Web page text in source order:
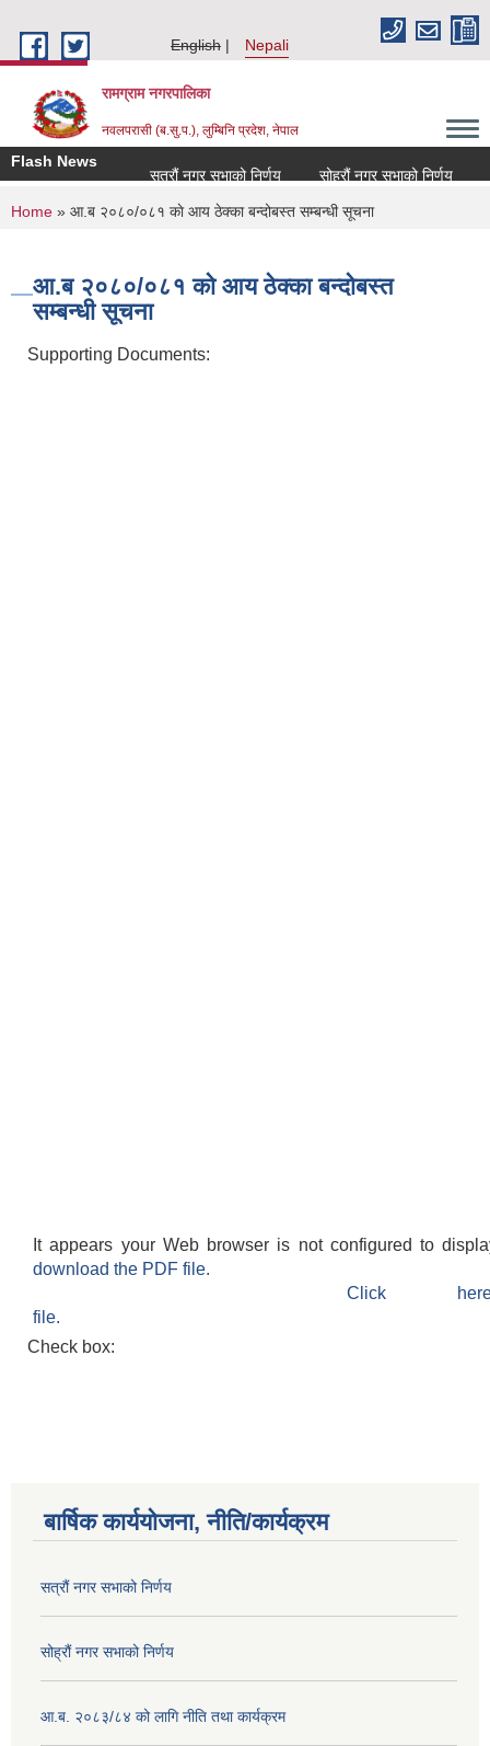
English
Nepali
रामग्राम नगरपालिका
नवलपरासी (ब.सु.प.), लुम्बिनि प्रदेश, नेपाल
Flash News
सत्रौं नगर सभाको निर्णय
सोह्रौं नगर सभाको निर्णय
You are here
Home » आ.ब २०८०/०८१ काे आय ठेक्का बन्दोबस्त सम्बन्धी सूचना
आ.ब २०८०/०८१ काे आय ठेक्का बन्दोबस्त
सम्बन्धी सूचना
Supporting Documents:
It appears your Web browser is not configured to
download the PDF file.
Click
file.
Check box:
बार्षिक कार्ययोजना, नीति/कार्यक्रम
सत्रौं नगर सभाको निर्णय
सोह्रौं नगर सभाको निर्णय
आ.ब. २०८३/८४ को लागि नीति तथा कार्यक्रम